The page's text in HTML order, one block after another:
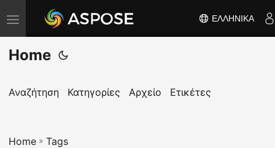
Ε
ν
α
λ
ή
ΕΛΛΗΝΙΚΆ
Home
Αναζήτηση Κατηγορίες Αρχείο Ετικέτες
Home » Tags